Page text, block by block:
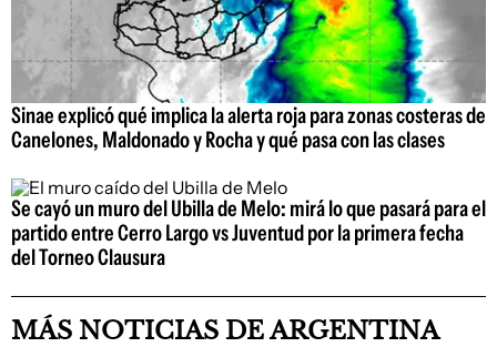
Sinae explicó qué implica la alerta roja para zonas costeras de
Canelones, Maldonado y Rocha y qué pasa con las clases
Se cayó un muro del Ubilla de Melo: mirá lo que pasará para el
partido entre Cerro Largo vs Juventud por la primera fecha
del Torneo Clausura
MÁS NOTICIAS DE ARGENTINA